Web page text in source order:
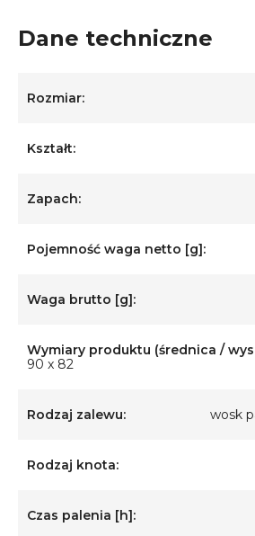
Dane techniczne
Rozmiar:
Kształt:
Zapach:
Pojemność waga netto [g]:
Waga brutto [g]:
Wymiary produktu (średnica /
90 x 82
Rodzaj zalewu: wosk
Rodzaj knota:
Czas palenia [h]: